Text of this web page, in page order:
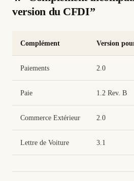
version du CFDI”
Complément Version
Paiements 2.0
Paie 1.2 Rev. B
Commerce Extérieur 2.0
Lettre de Voiture 3.1